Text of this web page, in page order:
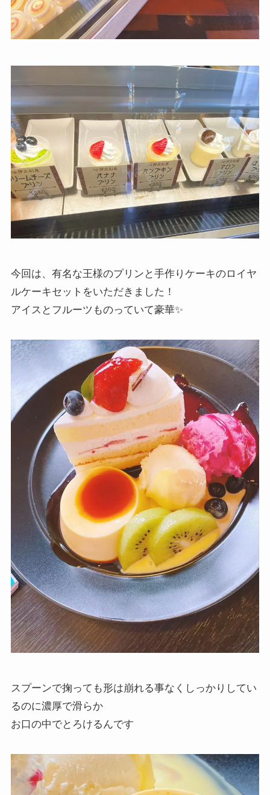
今回は、有名な王様のプリンと手作りケーキのロイヤ
ルケーキセットをいただきました！
アイスとフルーツものっていて豪華✨
スプーンで掬っても形は崩れる事なくしっかりしてい
るのに濃厚で滑らか
お口の中でとろけるんです